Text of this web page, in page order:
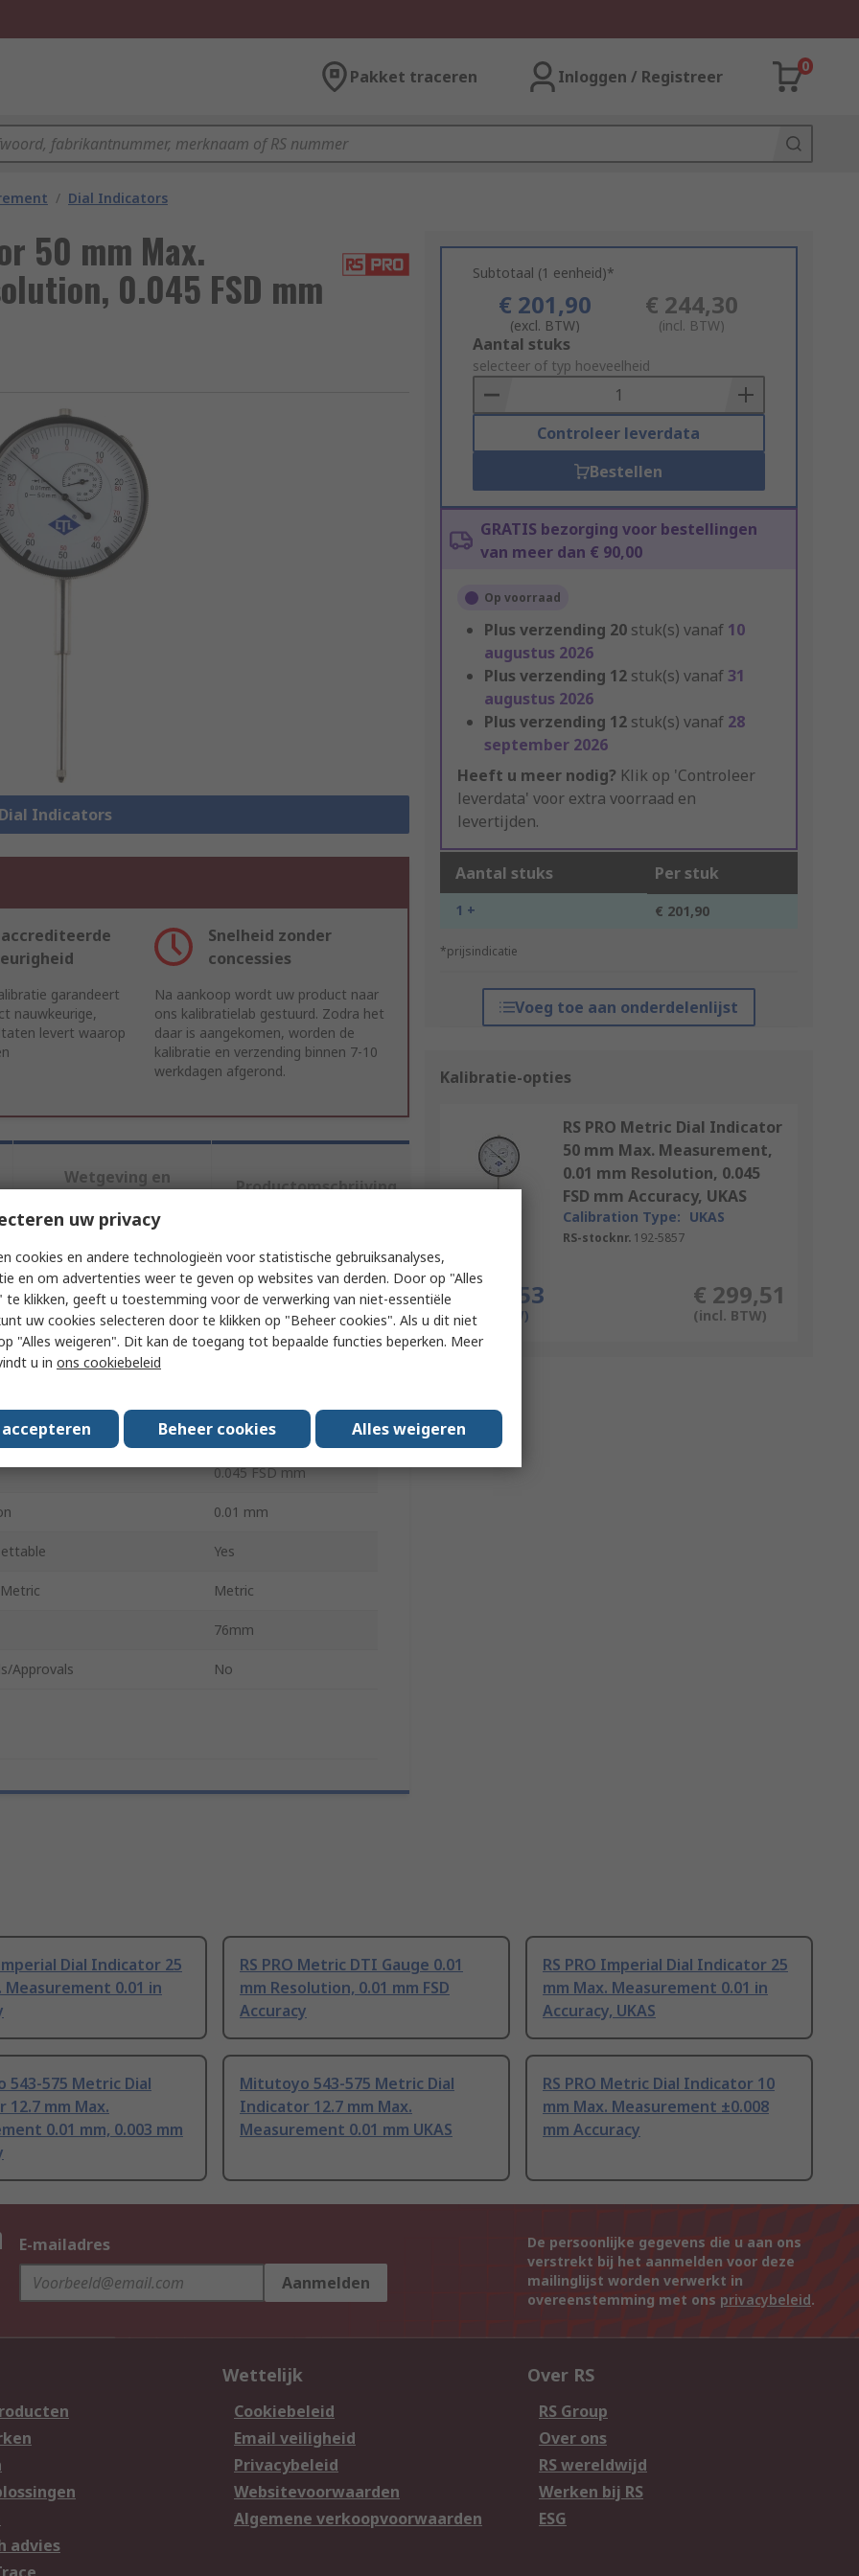
Pakket traceren Inloggen / Registreer
0
/ Dial Indicators
50 mm Max.
0.045 FSD mm
Indicators
Subtotaal (1 eenheid)*
€ 201,90
(excl. BTW)
€ 244,30
(incl. BTW)
Add
to
Basket
Aantal stuks
selecteer of typ hoeveelheid
Controleer leverdata
Bestellen
GRATIS bezorging voor bestellingen
van meer dan € 90,00
Op voorraad
Plus verzending 20 stuk(s) vanaf 10
augustus 2026
Plus verzending 12 stuk(s) vanaf31
augustus 2026
Plus verzending 12 stuk(s) vanaf 28
september 2026
Heeft u meer nodig? Klik op 'Controleer
leverdata' voor extra voorraad en
levertijden.
Aantal stuks Per stuk
1 + € 201,90
*prijsindicatie
Voeg toe aan onderdelenlijst
Kalibratie-opties
RS PRO Metric Dial Indicator
50 mm Max. Measurement,
0.01 mm Resolution, 0.045
FSD mm Accuracy, UKAS
Calibration Type: UKAS
RS-stocknr. 192-5857
Per stuk
€ 247,53
(excl. BTW)
€ 299,51
(incl. BTW)
Snelheid zonder
concessies
garandeert
nauwkeurige,
levert waarop
Na aankoop wordt uw product naar
ons kalibratielab gestuurd. Zodra het
daar is aangekomen, worden de
kalibratie en verzending binnen 7-10
werkdagen afgerond.
Wetgeving en
compliance
Productomschrijving
kenmerken te selecteren.
Waarde
RS PRO
Dial Indicator
0.045 FSD mm
0.01 mm
Yes
Metric
76mm
Approvals No
Dial Indicator 25
Measurement 0.01 in
RS PRO Metric DTI Gauge 0.01
mm Resolution, 0.01 mm FSD
Accuracy
RS PRO Imperial Dial Indicator 25
mm Max. Measurement 0.01 in
Accuracy, UKAS
543-575 Metric Dial
mm Max.
0.01 mm, 0.003 mm
Mitutoyo 543-575 Metric Dial
Indicator 12.7 mm Max.
Measurement 0.01 mm UKAS
RS PRO Metric Dial Indicator 10
mm Max. Measurement ±0.008
mm Accuracy
E-mailadres
Aanmelden
De persoonlijke gegevens die u aan ons
verstrekt bij het aanmelden voor deze
mailinglijst worden verwerkt in
overeenstemming met ons privacybeleid.
advies
Wettelijk
Cookiebeleid
Email veiligheid
Privacybeleid
Websitevoorwaarden
Algemene verkoopvoorwaarden
Over RS
RS Group
Over ons
RS wereldwijd
Werken bij RS
ESG
uw privacy
cookies en andere technologieën voor statistische gebruiksanalyses,
en om advertenties weer te geven op websites van derden. Door op "Alles
te klikken, geeft u toestemming voor de verwerking van niet-essentiële
uw cookies selecteren door te klikken op "Beheer cookies". Als u dit niet
"Alles weigeren". Dit kan de toegang tot bepaalde functies beperken. Meer
u in ons cookiebeleid
Beheer cookies Alles weigeren